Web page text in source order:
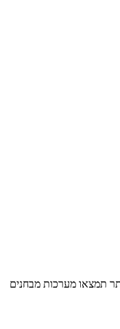
תמצאו מערכות מבחנים